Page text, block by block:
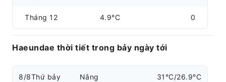
Tháng 12 4.9°C 0
Haeundae thời tiết trong bảy ngày tới
8/8Thứ bảy Nắng 31°C/26.9°C